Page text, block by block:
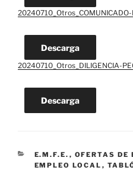
20240710_Otros_COMUNICADO-
Descarga
20240710_Otros_DILIGENCIA-
Descarga
CATEGORÍAS
E.M.F.E. , OFERTAS DE
EMPLEO LOCAL ,